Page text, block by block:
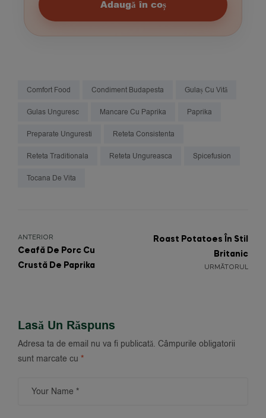
Adaugă în coș
Comfort Food Condiment Budapesta Gulaș Cu Vită
Gulas Unguresc Mancare Cu Paprika Paprika
Preparate Unguresti Reteta Consistenta
Reteta Traditionala Reteta Ungureasca Spicefusion
Tocana De Vita
ANTERIOR
Ceafă De Porc Cu
Crustă De Paprika
URMĂTORUL
Roast Potatoes În Stil
Britanic
Lasă Un Răspuns
Adresa ta de email nu va fi publicată. Câmpurile obligatorii
sunt marcate cu *